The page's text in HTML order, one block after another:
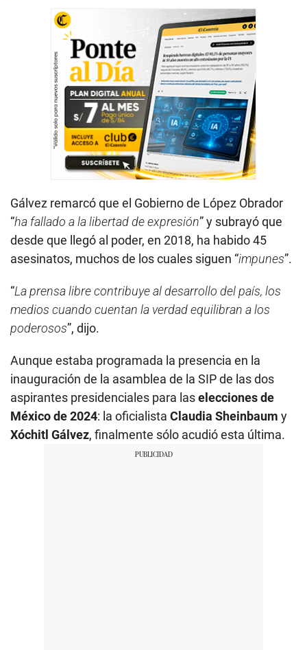
Gálvez remarcó que el Gobierno de López Obrador
“ha fallado a la libertad de expresión” y subrayó que
desde que llegó al poder, en 2018, ha habido 45
asesinatos, muchos de los cuales siguen “impunes”.
“La prensa libre contribuye al desarrollo del país, los
medios cuando cuentan la verdad equilibran a los
poderosos”, dijo.
Aunque estaba programada la presencia en la
inauguración de la asamblea de la SIP de las dos
aspirantes presidenciales para laselecciones de
México de 2024: la oficialista Claudia Sheinbaum y
Xóchitl Gálvez, finalmente sólo acudió esta última.